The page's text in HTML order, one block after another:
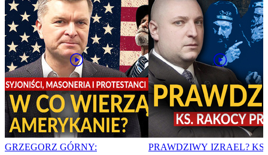
GRZEGORZ GÓRNY:
PRAWDZIWY IZRAEL? KS.